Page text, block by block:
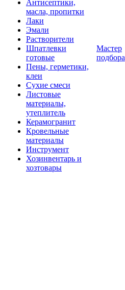
Антисептики,
масла, пропитки
Лаки
Эмали
Растворители
Шпатлевки
готовые
Пены, герметики,
клеи
Сухие смеси
Листовые
материалы,
утеплитель
Керамогранит
Кровельные
материалы
Инструмент
Хозинвентарь и
хозтовары
Мастер
подбора